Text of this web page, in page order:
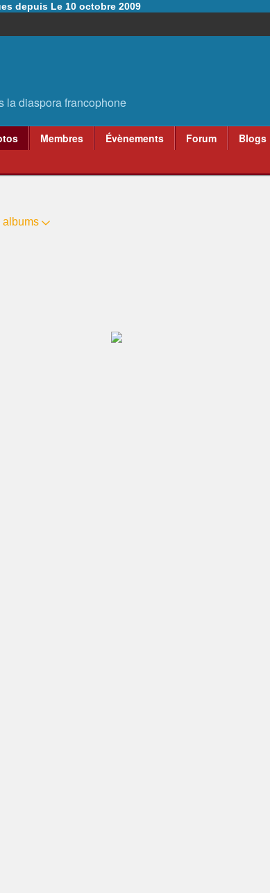
depuis Le 10 octobre 2009
Membres Évènements Forum Blogs
albums